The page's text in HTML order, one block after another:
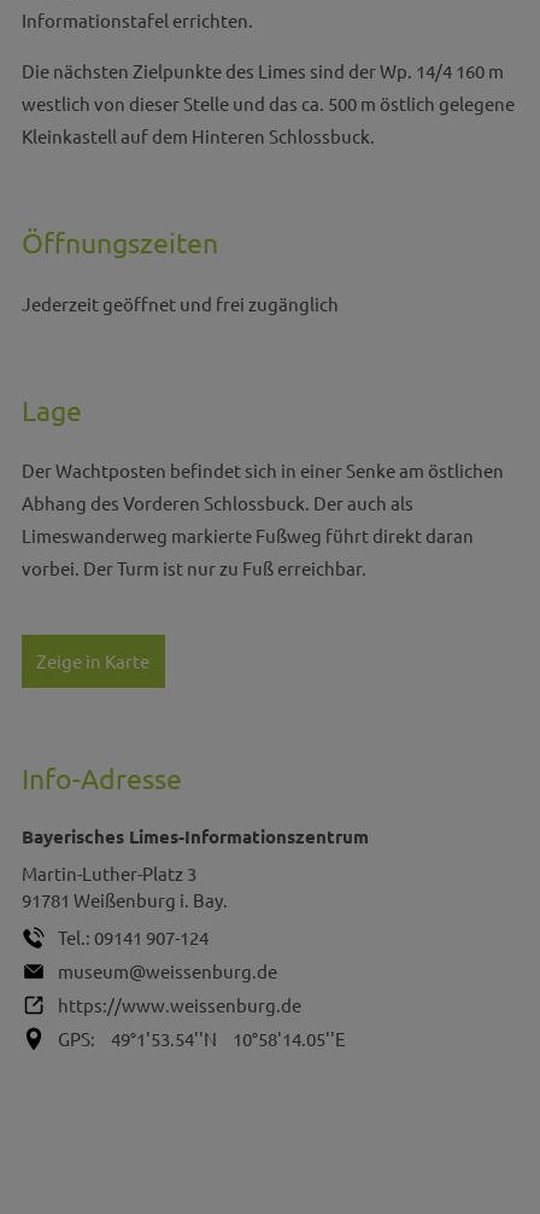
Informationstafel errichten.
Die nächsten Zielpunkte des Limes sind der Wp. 14/4 160 m
westlich von dieser Stelle und das ca. 500 m östlich gelegene
Kleinkastell auf dem Hinteren Schlossbuck.
Öffnungszeiten
Jederzeit geöffnet und frei zugänglich
Lage
Der Wachtposten befindet sich in einer Senke am östlichen
Abhang des Vorderen Schlossbuck. Der auch als
Limeswanderweg markierte Fußweg führt direkt daran
vorbei. Der Turm ist nur zu Fuß erreichbar.
Zeige in Karte
Info-Adresse
Bayerisches Limes-Informationszentrum
Martin-Luther-Platz 3
91781 Weißenburg i. Bay.
Tel.: 09141 907-124
museum@weissenburg.de
https://www.weissenburg.de
GPS:
49°1'53.54''N 10°58'14.05''E